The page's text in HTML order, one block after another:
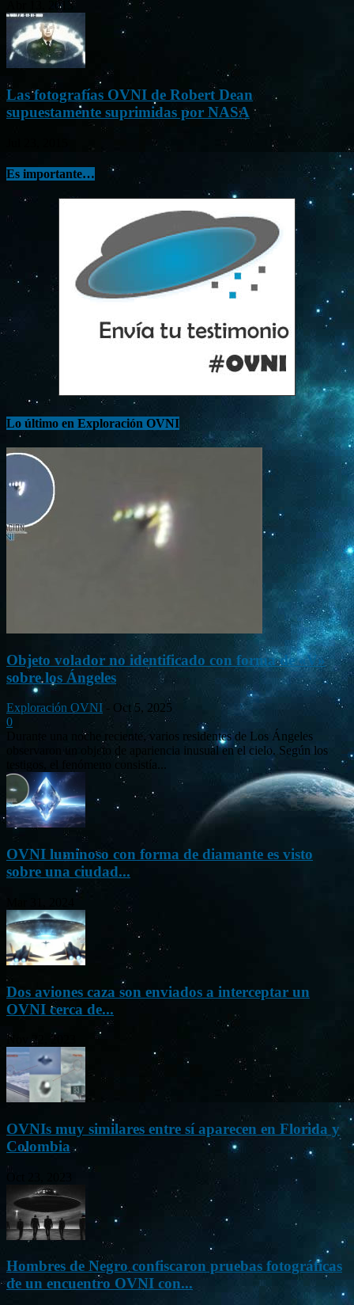
Abr 13, 2013
Las fotografías OVNI de Robert Dean
supuestamente suprimidas por NASA
Es importante…
Lo último en Exploración OVNI
Objeto volador no identificado con forma de «V»
sobre los Ángeles
Exploración OVNI - Oct 5, 2025
0
Durante una noche reciente, varios residentes de Los Ángeles
observaron un objeto de apariencia inusual en el cielo. Según los
testigos, el fenómeno consistía...
OVNI luminoso con forma de diamante es visto
sobre una ciudad...
Dos aviones caza son enviados a interceptar un
OVNI cerca de...
Nov 22, 2023
OVNIs muy similares entre sí aparecen en Florida y
Colombia
Hombres de Negro confiscaron pruebas fotográficas
de un encuentro OVNI con...